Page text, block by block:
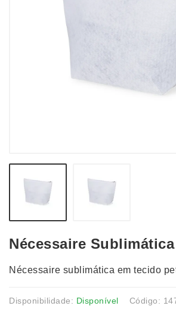
Nécessaire
Nécessaire sublimática em tecido
Disponibilidade: Disponível Código: